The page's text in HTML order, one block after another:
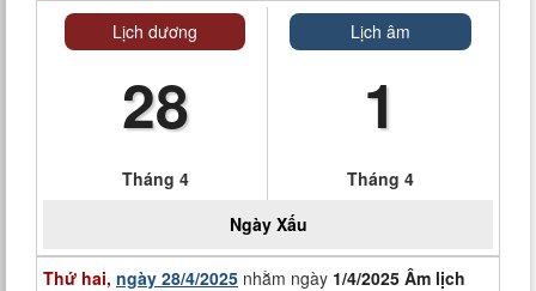
Lịch dương
28
Tháng 4
Lịch âm
1
Tháng 4
Ngày Xấu
Thứ hai, ngày 28/4/2025 nhằm ngày 1/4/2025 Âm lịch